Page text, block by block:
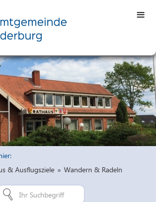
& Ausflugsziele » Wandern & Radeln